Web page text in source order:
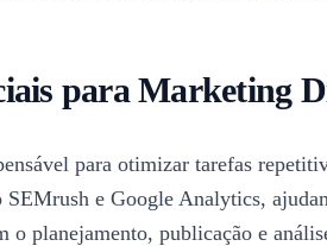
para Marketing
para otimizar tarefas
SEMrush e Google Analytics,
planejamento, publicação e